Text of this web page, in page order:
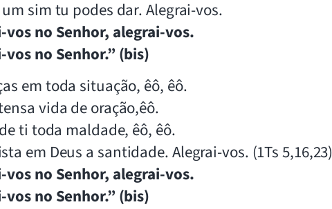
sim tu podes dar. Alegrai-vos.
vos no Senhor, alegrai-vos.
vos no Senhor.” (bis)
em toda situação, êô, êô.
vida de oração,êô.
ti toda maldade, êô, êô.
em Deus a santidade. Alegrai-vos. (1Ts 5,16,23)
vos no Senhor, alegrai-vos.
vos no Senhor.” (bis)